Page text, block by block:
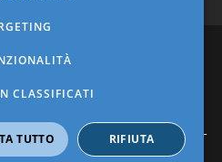
– Privacy
Camillo F. Aprile, 5, 20124 – Milano –
Aprile, 5, 20124 – Milano – Italia | P.
CLASSIFICATI
TUTTO RIFIUTA